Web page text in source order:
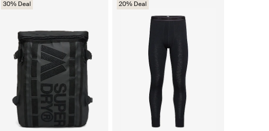
30% Deal 20% Deal